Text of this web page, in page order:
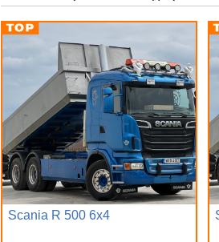
Scania R 500 6х4